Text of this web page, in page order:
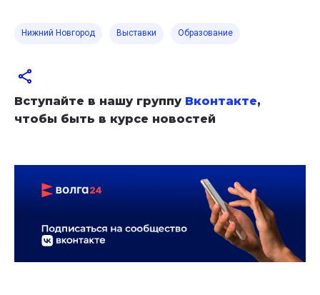
Нижний Новгород Выставки Образование
Вступайте в нашу группу Вконтакте,
чтобы быть в курсе новостей